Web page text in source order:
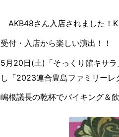
AKB48さん入店されました！
受付・入店から楽しい演出！！
5月20日(土)「そっくり館キサ
し「2023連合豊島ファミリーレ
嶋根議長の乾杯でバイキング＆